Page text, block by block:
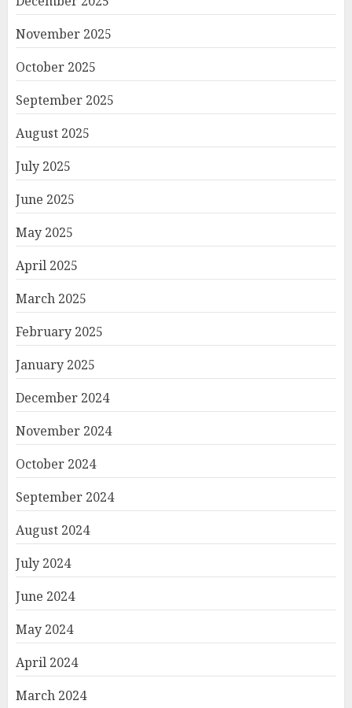
November 2025
October 2025
September 2025
August 2025
July 2025
June 2025
May 2025
April 2025
March 2025
February 2025
January 2025
December 2024
November 2024
October 2024
September 2024
August 2024
July 2024
June 2024
May 2024
April 2024
March 2024